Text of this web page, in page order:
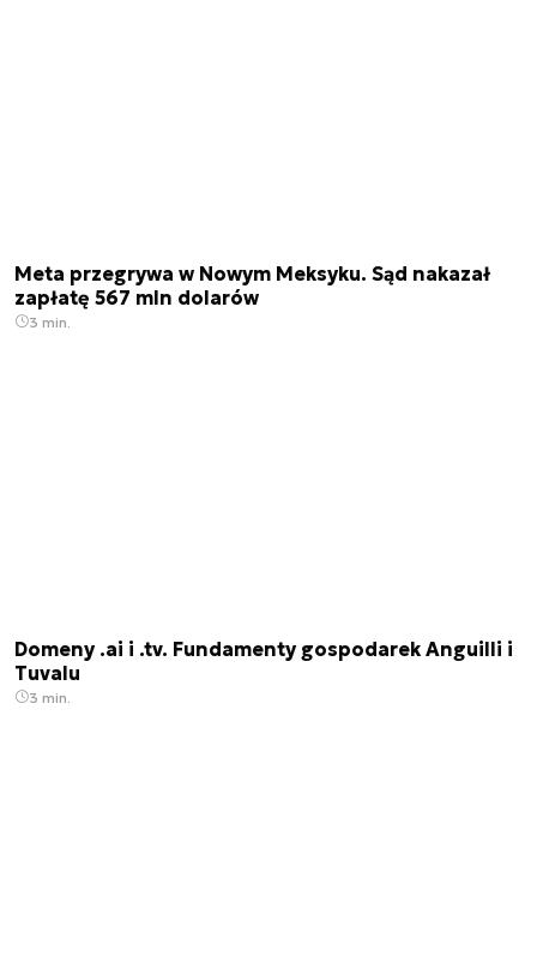
Meta przegrywa w Nowym Meksyku. Sąd nakazał
zapłatę 567 mln dolarów
3 min.
Domeny .ai i .tv. Fundamenty gospodarek Anguilli i
Tuvalu
3 min.